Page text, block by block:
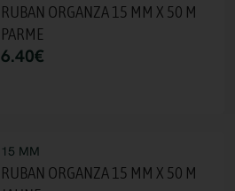
RUBAN ORGANZA 15 MM X 50 M
PARME
6.40€
15 MM
RUBAN ORGANZA 15 MM X 50 M